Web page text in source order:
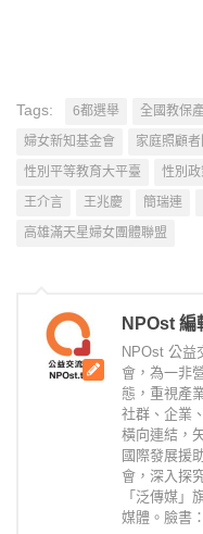
Tags: 6都選舉 全國教保
婦女新知基金會
家庭照顧
性別平等教育大平臺
性別
王介言
王兆慶 簡瑞連
高雄滿天星婦女團體聯盟
NPOst 編
NPOst 公益
會，為一非
態，重視產
社群、企業
橫向連結，
國際發展援
會，深入探
「泛傳媒」
媒體。臉書